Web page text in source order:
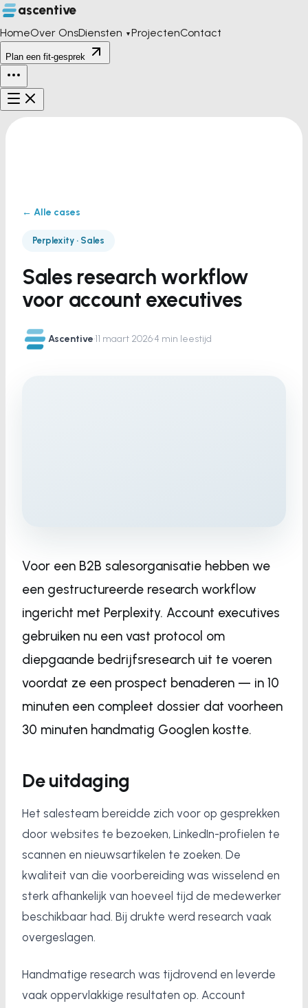
ascentive
HomeOver OnsDiensten ▼ProjectenContact
Plan een fit-gesprek
← Alle cases
Perplexity · Sales
Sales research workflow
voor account executives
Ascentive·11 maart 2026·4 min leestijd
Voor een B2B salesorganisatie hebben we
een gestructureerde research workflow
ingericht met Perplexity. Account executives
gebruiken nu een vast protocol om
diepgaande bedrijfsresearch uit te voeren
voordat ze een prospect benaderen — in 10
minuten een compleet dossier dat voorheen
30 minuten handmatig Googlen kostte.
De uitdaging
Het salesteam bereidde zich voor op gesprekken
door websites te bezoeken, LinkedIn-profielen te
scannen en nieuwsartikelen te zoeken. De
kwaliteit van die voorbereiding was wisselend en
sterk afhankelijk van hoeveel tijd de medewerker
beschikbaar had. Bij drukte werd research vaak
overgeslagen.
Handmatige research was tijdrovend en leverde
vaak oppervlakkige resultaten op. Account